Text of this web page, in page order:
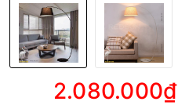
2.080.000₫